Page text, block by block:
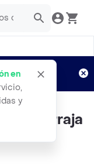
en
y
Aplican TyC
De Borraja